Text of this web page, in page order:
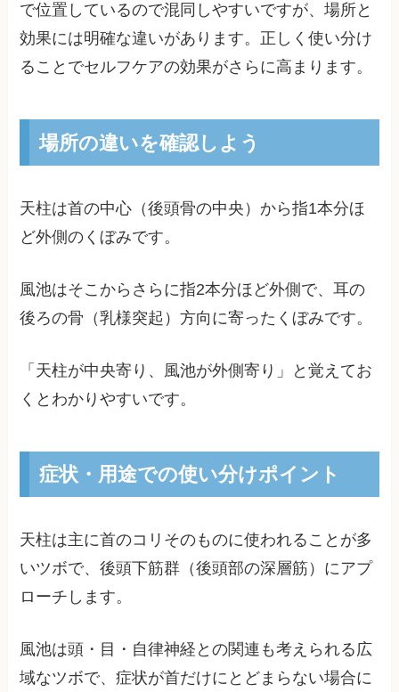
で位置しているので混同しやすいですが、場所と
効果には明確な違いがあります。正しく使い分け
ることでセルフケアの効果がさらに高まります。
場所の違いを確認しよう
天柱は首の中心（後頭骨の中央）から指1本分ほ
ど外側のくぼみです。
風池はそこからさらに指2本分ほど外側で、耳の
後ろの骨（乳様突起）方向に寄ったくぼみです。
「天柱が中央寄り、風池が外側寄り」と覚えてお
くとわかりやすいです。
症状・用途での使い分けポイント
天柱は主に首のコリそのものに使われることが多
いツボで、後頭下筋群（後頭部の深層筋）にアプ
ローチします。
風池は頭・目・自律神経との関連も考えられる広
域なツボで、症状が首だけにとどまらない場合に